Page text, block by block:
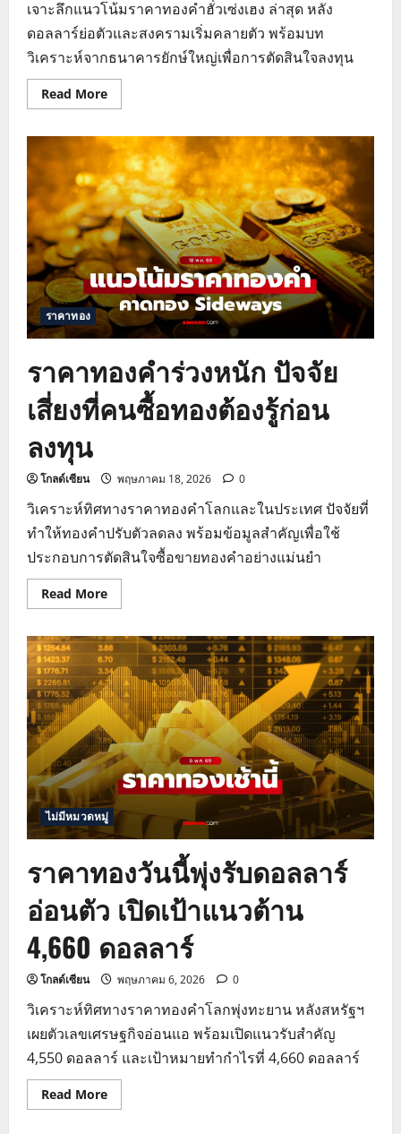
เจาะลึกแนวโน้มราคาทองคำฮั่วเซ่งเฮง ล่าสุด หลัง
ดอลลาร์ย่อตัวและสงครามเริ่มคลายตัว พร้อมบท
วิเคราะห์จากธนาคารยักษ์ใหญ่เพื่อการตัดสินใจลงทุน
Read MoreRead
more
แนว
โน้ม
ราคา
ทอง
คำ
ฮั่ว
เซ่ง
เฮง
ปรับ
ฐาน
รับ
ข่าว
ศึก
ลด
ความ
ตึงเครียด
ราคาทอง
ราคาทองคำร่วงหนัก ปัจจัย
เสี่ยงที่คนซื้อทองต้องรู้ก่อน
ลงทุน
โกลด์เซียน พฤษภาคม 18, 2026 0
วิเคราะห์ทิศทางราคาทองคำโลกและในประเทศ ปัจจัยที่
ทำให้ทองคำปรับตัวลดลง พร้อมข้อมูลสำคัญเพื่อใช้
ประกอบการตัดสินใจซื้อขายทองคำอย่างแม่นยำ
Read MoreRead
more
ทองคำ
ร่วง
หนัก
ปัจจัย
เสี่ยง
ที่
คน
ซื้อ
ทอง
ต้อง
รู้
ก่อน
ลงทุน
ไม่มีหมวดหมู่
ราคาทองวันนี้พุ่งรับดอลลาร์
อ่อนตัว เปิดเป้าแนวต้าน
4,660 ดอลลาร์
โกลด์เซียน พฤษภาคม 6, 2026 0
วิเคราะห์ทิศทางราคาทองคำโลกพุ่งทะยาน หลังสหรัฐฯ
เผยตัวเลขเศรษฐกิจอ่อนแอ พร้อมเปิดแนวรับสำคัญ
4,550 ดอลลาร์ และเป้าหมายทำกำไรที่ 4,660 ดอลลาร์
Read MoreRead
more